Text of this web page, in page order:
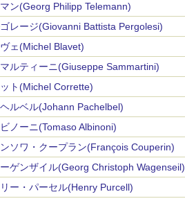
ン(Georg Philipp Telemann)
レージ(Giovanni Battista Pergolesi)
ェ(Michel Blavet)
ルティーニ(Giuseppe Sammartini)
ト(Michel Corrette)
ルベル(Johann Pachelbel)
ノーニ(Tomaso Albinoni)
ソワ・クープラン(François Couperin)
ゲンザイル(Georg Christoph Wagenseil)
ー・パーセル(Henry Purcell)